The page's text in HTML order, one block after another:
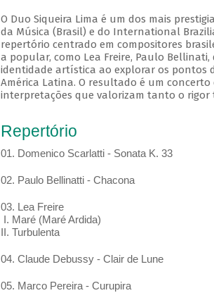
O Duo Siqueira Lima é um dos mais
da Música (Brasil) e do International
repertório centrado em compositores
a popular, como Lea Freire, Paulo
identidade artística ao explorar os pontos
América Latina. O resultado é um
interpretações que valorizam tanto o rigor
Repertório
01. Domenico Scarlatti - Sonata K. 33
02. Paulo Bellinatti - Chacona
03. Lea Freire
I. Maré (Maré Ardida)
II. Turbulenta
04. Claude Debussy - Clair de Lune
05. Marco Pereira - Curupira